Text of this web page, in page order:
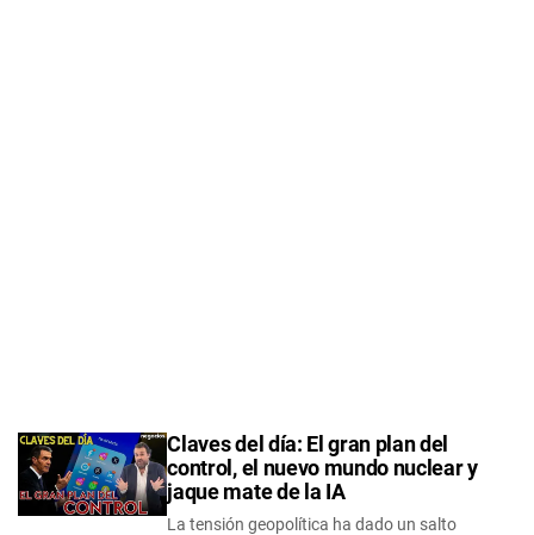
Claves del día: El gran plan del
control, el nuevo mundo nuclear y
jaque mate de la IA
La tensión geopolítica ha dado un salto